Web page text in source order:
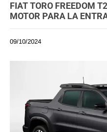
FIAT TORO FREEDOM
MOTOR PARA LA
09/10/2024